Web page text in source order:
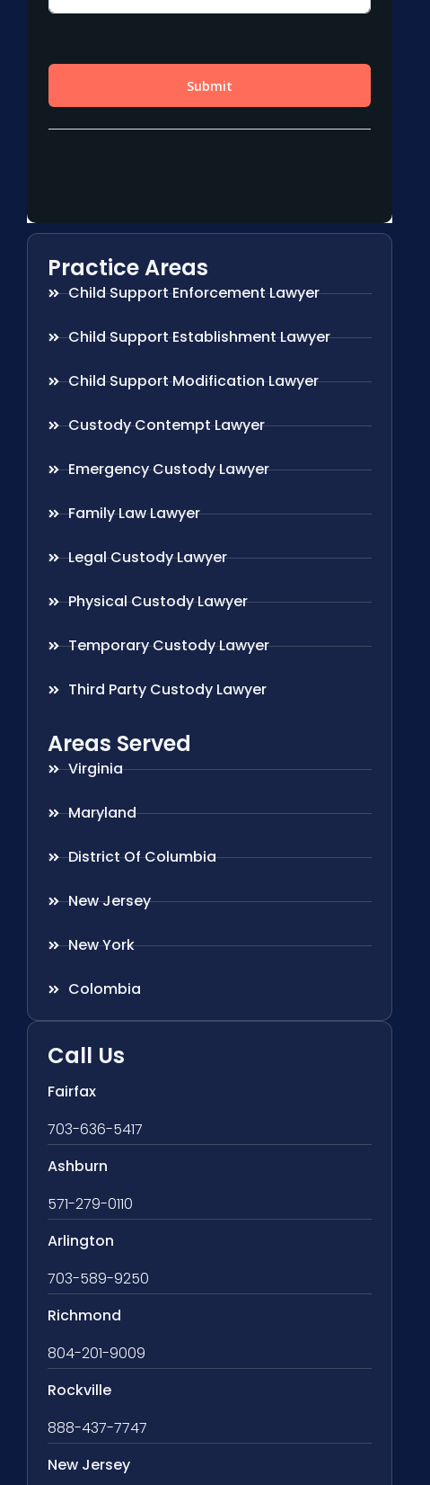
Practice Areas
Child Support Enforcement Lawyer
Child Support Establishment Lawyer
Child Support Modification Lawyer
Custody Contempt Lawyer
Emergency Custody Lawyer
Family Law Lawyer
Legal Custody Lawyer
Physical Custody Lawyer
Temporary Custody Lawyer
Third Party Custody Lawyer
Areas Served
Virginia
Maryland
District Of Columbia
New Jersey
New York
Colombia
Call Us
Fairfax
703-636-5417
Ashburn
571-279-0110
Arlington
703-589-9250
Richmond
804-201-9009
Rockville
888-437-7747
New Jersey